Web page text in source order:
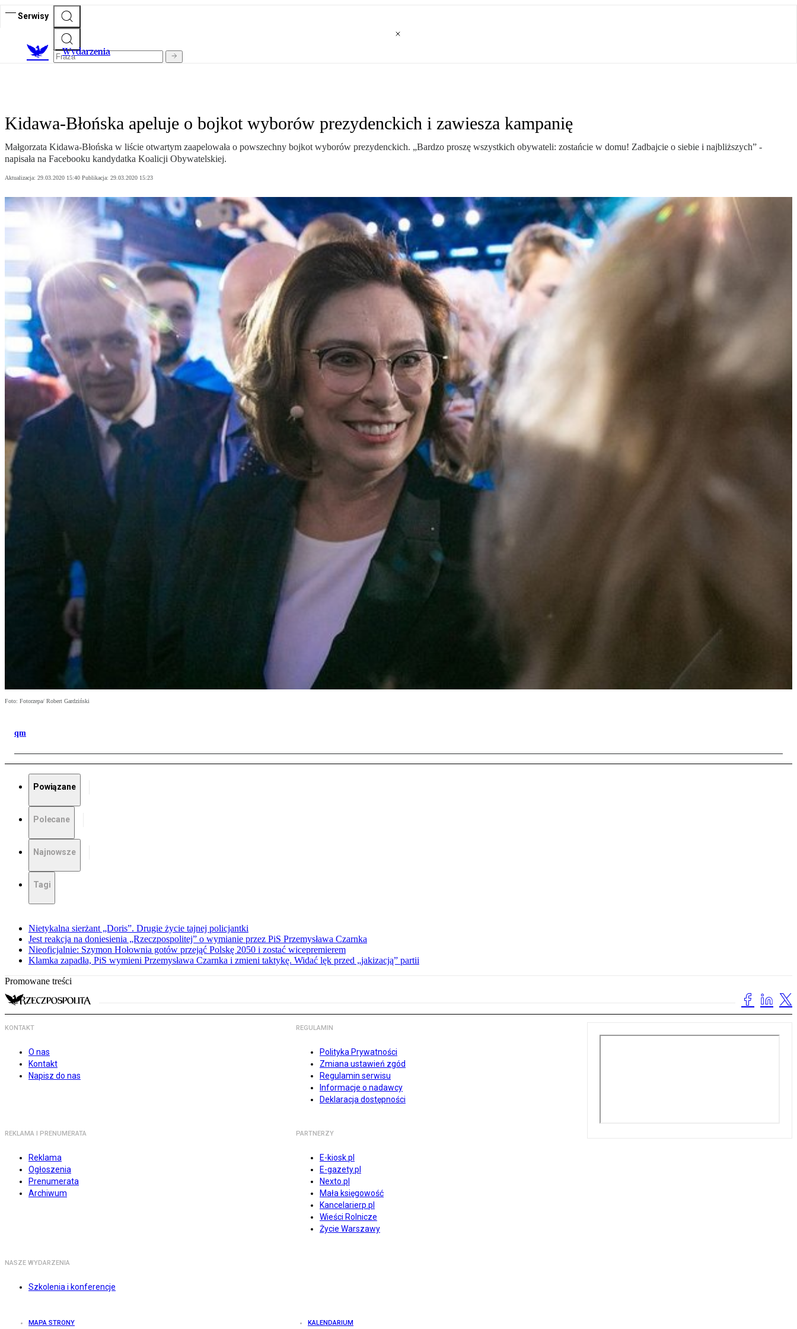
Serwisy
Wydarzenia
Kidawa-Błońska apeluje o bojkot wyborów prezydenckich i zawiesza kampanię
Małgorzata Kidawa-Błońska w liście otwartym zaapelowała o powszechny bojkot wyborów prezydenckich. „Bardzo proszę wszystkich obywateli: zostańcie w domu! Zadbajcie o siebie i najbliższych” -
napisała na Facebooku kandydatka Koalicji Obywatelskiej.
Aktualizacja: 29.03.2020 15:40 Publikacja: 29.03.2020 15:23
Foto: Fotorzepa/ Robert Gardziński
qm
Powiązane
Polecane
Najnowsze
Tagi
Nietykalna sierżant „Doris”. Drugie życie tajnej policjantki
Jest reakcja na doniesienia „Rzeczpospolitej” o wymianie przez PiS Przemysława Czarnka
Nieoficjalnie: Szymon Hołownia gotów przejąć Polskę 2050 i zostać wicepremierem
Klamka zapadła, PiS wymieni Przemysława Czarnka i zmieni taktykę. Widać lęk przed „jakizacją” partii
Promowane treści
KONTAKT
O nas
Kontakt
Napisz do nas
REGULAMIN
Polityka Prywatności
Zmiana ustawień zgód
Regulamin serwisu
Informacje o nadawcy
Deklaracja dostępności
REKLAMA I PRENUMERATA
Reklama
Ogłoszenia
Prenumerata
Archiwum
PARTNERZY
E-kiosk.pl
E-gazety.pl
Nexto.pl
Mała księgowość
Kancelarierp.pl
Wieści Rolnicze
Życie Warszawy
NASZE WYDARZENIA
Szkolenia i konferencje
MAPA STRONY KALENDARIUM